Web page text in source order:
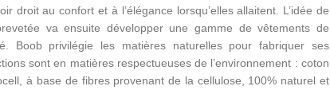
droit au confort et à l’élégance lorsqu’elles allaitent. L’idée de
va ensuite développer une gamme de vêtements de
Boob privilégie les matières naturelles pour fabriquer ses
sont en matières respectueuses de l’environnement : coton
à base de fibres provenant de la cellulose, 100% naturel et